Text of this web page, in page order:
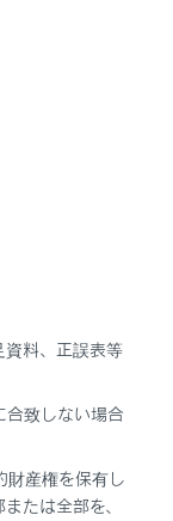
資料、正誤表等
合致しない場合
財産権を保有し
たは全部を、